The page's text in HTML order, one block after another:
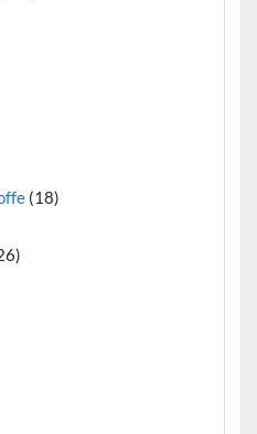
(18)